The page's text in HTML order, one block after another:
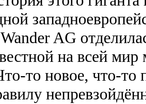
AG
на всей
то новое, что-